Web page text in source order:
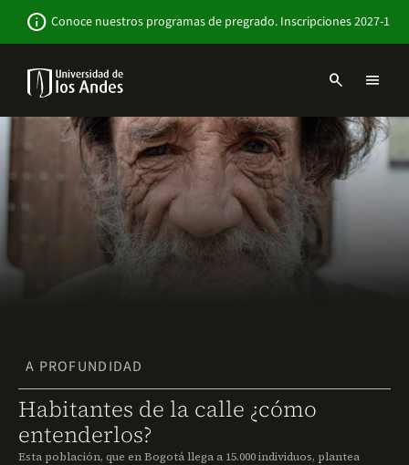
contenido
info Conoce nuestros programas de pregrado. Inscripciones 2027-1
Navbar
-
Sitio
Institucional
search menu
A PROFUNDIDAD
Habitantes de la calle ¿cómo
entenderlos?
Esta población, que en Bogotá llega a 15.000 individuos, plantea